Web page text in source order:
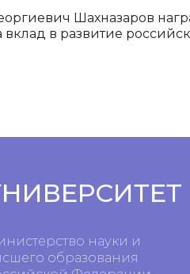
Шахназаров
вклад в развитие
науки и
образования